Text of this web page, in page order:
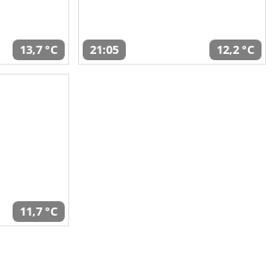
13,7 °C 21:05 12,2 °C
11,7 °C